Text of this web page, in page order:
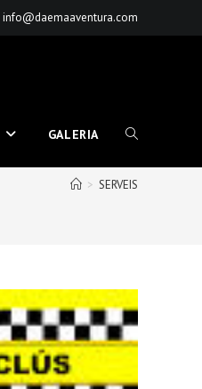
info@daemaaventura.com
GALERIA ALTERNAR
LA
> SERVEIS